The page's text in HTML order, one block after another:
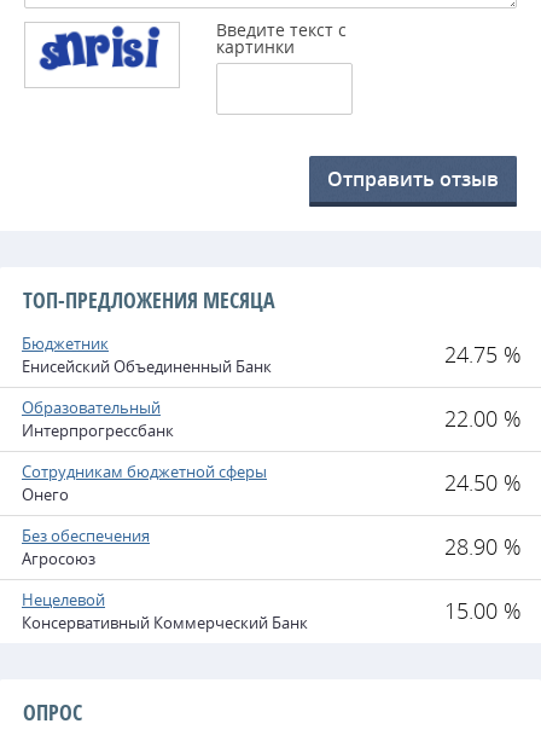
Введите текст с
картинки
Отправить отзыв
ТОП-ПРЕДЛОЖЕНИЯ МЕСЯЦА
Бюджетник
Енисейский Объединенный Банк
24.75 %
Образовательный
Интерпрогрессбанк
22.00 %
Сотрудникам бюджетной сферы
Онего
24.50 %
Без обеспечения
Агросоюз
28.90 %
Нецелевой
Консервативный Коммерческий Банк
15.00 %
ОПРОС